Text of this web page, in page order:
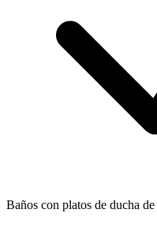
Baños con platos de ducha